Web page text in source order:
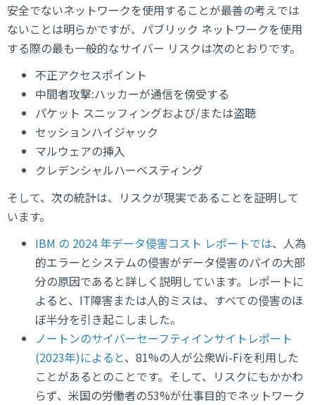
安全でないネットワークを使用することが最善の考えでは
ないことは明らかですが、パブリック ネットワークを使用
する際の最も一般的なサイバー リスクは次のとおりです。
不正アクセスポイント
中間者攻撃:ハッカーが通信を傍受する
パケット スニッフィングおよび/または盗聴
セッションハイジャック
マルウェアの挿入
クレデンシャルハーベスティング
そして、次の統計は、リスクが現実であることを証明して
います。
IBM の 2024 年データ侵害コスト レポートでは、人為
的エラーとシステムの侵害がデータ侵害のパイの大部
分の原因であると詳しく説明しています。レポートに
よると、IT障害または人的ミスは、すべての侵害のほ
ぼ半分を引き起こしました。
ノートンのサイバーセーフティインサイトレポート
(2023年)によると、81%の人が公衆Wi-Fiを利用した
ことがあるとのことです。そして、リスクにもかかわ
らず、米国の労働者の53%が仕事目的でネットワーク